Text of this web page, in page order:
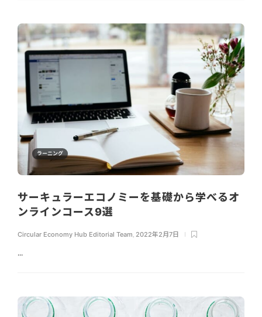
ラーニング
サーキュラーエコノミーを基礎から学べるオ
ンラインコース9選
Circular Economy Hub Editorial Team 2022年2月7日
...